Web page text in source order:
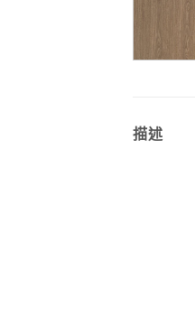
描述